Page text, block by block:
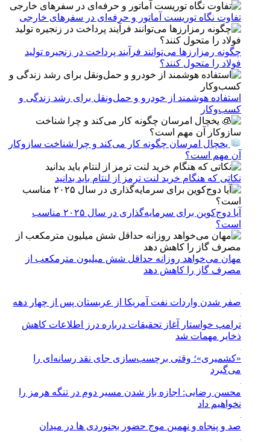
تفاوت نگاه توریست آماتور و حرفه‌ای در سفرهای خارجی
چگونه رمزارزها می‌توانند فرآیند پرداخت در زنجیره تولید
فولاد را متحول کنند؟
استفاده هوشمند از خودرو و حمل‌ونقل برای رشد زندگی و
کسب‌وکار
یخچال امرسان چگونه کار می‌کند و چرا شناخت سازوکار
آن مهم است؟
نکاتی که هنگام خرید لنت ترمز از لنتام باید بدانید
آیا دوج‌کوین برای سرمایه‌گذاری در سال ۲۰۲۵ مناسب
است؟
مهان می‌خواهد روزانه حداقل شش میلیون مترمکعب از
مصرف گاز را کاهش دهد
صفر شدن واردات نفت آمریکا از عربستان پس از چهار دهه
ترامپ خواستار آغاز تحقیقات درباره درز اطلاعات کاهش
ذخایر مهمات شد
«کشمیری»؛ وقتی برچسب‌سازی جای نقد رسانه‌ای را
می‌گیرد
محسن رضایی: اجازه باز شدن مسیر دوم در تنگه هرمز را
نخواهیم داد
صد و پنجاه و نهمین موج حضور بجنوردی ها در میدان